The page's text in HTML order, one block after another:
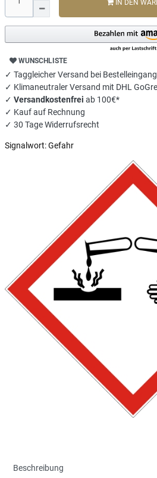
IN DEN
WUNSCHLISTE
✓ Taggleicher Versand bei
✓ Klimaneutraler Versand mit DHL
✓ Versandkostenfrei ab 100€*
✓ Kauf auf Rechnung
✓ 30 Tage Widerrufsrecht
Signalwort:Gefahr
Beschreibung